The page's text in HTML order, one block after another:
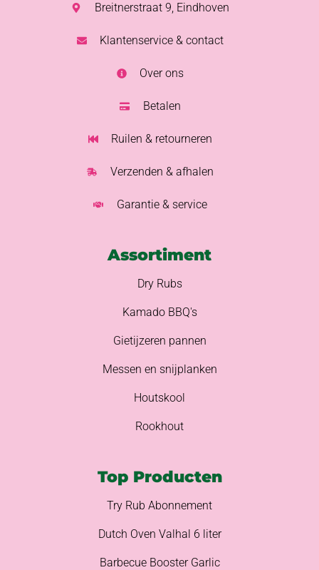
Breitnerstraat 9, Eindhoven
Klantenservice & contact
Over ons
Betalen
Ruilen & retourneren
Verzenden & afhalen
Garantie & service
Assortiment
Dry Rubs
Kamado BBQ's
Gietijzeren pannen
Messen en snijplanken
Houtskool
Rookhout
Top Producten
Try Rub Abonnement
Dutch Oven Valhal 6 liter
Barbecue Booster Garlic